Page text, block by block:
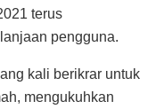
terus
pengguna.
kali berikrar untuk
mengukuhkan